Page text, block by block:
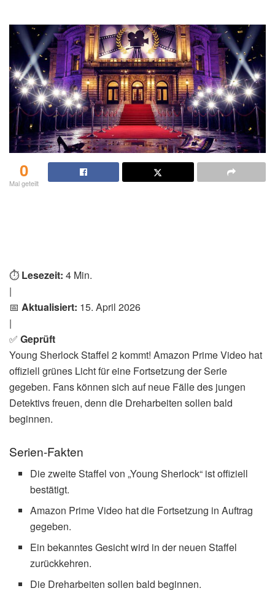
0
Mal geteilt
⏱️ Lesezeit: 4 Min.
|
📅 Aktualisiert: 15. April 2026
|
✅ Geprüft
Young Sherlock Staffel 2 kommt! Amazon Prime Video hat
offiziell grünes Licht für eine Fortsetzung der Serie
gegeben. Fans können sich auf neue Fälle des jungen
Detektivs freuen, denn die Dreharbeiten sollen bald
beginnen.
Serien-Fakten
Die zweite Staffel von „Young Sherlock“ ist offiziell
bestätigt.
Amazon Prime Video hat die Fortsetzung in Auftrag
gegeben.
Ein bekanntes Gesicht wird in der neuen Staffel
zurückkehren.
Die Dreharbeiten sollen bald beginnen.